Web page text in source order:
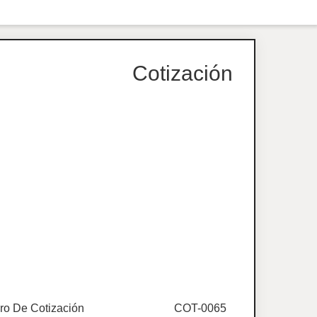
Cotización
De Cotización COT-0065